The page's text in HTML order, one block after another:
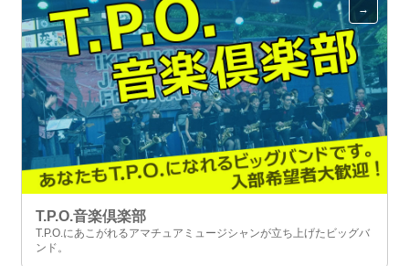
T.P.O.音楽倶楽部
T.P.O.にあこがれるアマチュアミュージシャンが立ち上げたビッグバ
ンド。